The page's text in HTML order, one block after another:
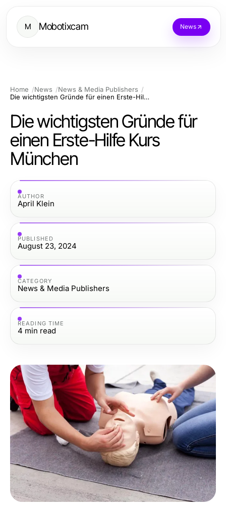
M Mobotixcam News
Home News
News & Media Publishers
Die wichtigsten Gründe für einen Erste-Hilfe Kurs München
Die wichtigsten Gründe für
einen Erste-Hilfe Kurs
München
AUTHOR
April Klein
PUBLISHED
August 23, 2024
CATEGORY
News & Media Publishers
READING TIME
4 min read